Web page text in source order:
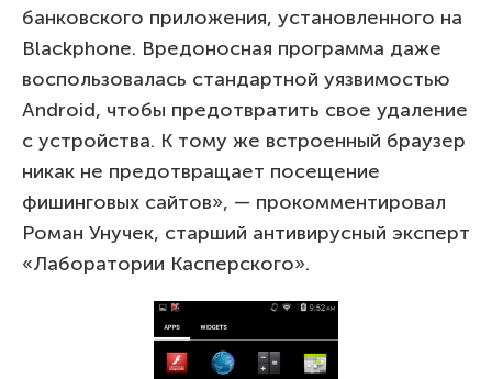
банковского приложения, установленного на
Blackphone. Вредоносная программа даже
воспользовалась стандартной уязвимостью
Android, чтобы предотвратить свое удаление
с устройства. К тому же встроенный браузер
никак не предотвращает посещение
фишинговых сайтов», — прокомментировал
Роман Унучек, старший антивирусный эксперт
«Лаборатории Касперского».